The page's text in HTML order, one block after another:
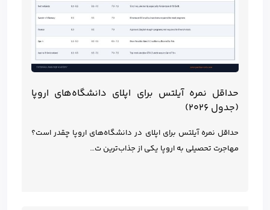
حداقل نمره آیلتس برای اپلای دانشگاه‌های اروپا
(جدول ۲۰۲۶)
حداقل نمره آیلتس برای اپلای در دانشگاه‌های اروپا چقدر است؟
مهاجرت تحصیلی به اروپا یکی از جذاب‌ترین ت…